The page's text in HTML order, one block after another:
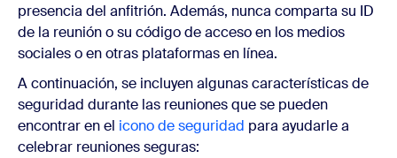
presencia del anfitrión. Además, nunca comparta su ID
de la reunión o su código de acceso en los medios
sociales o en otras plataformas en línea.
A continuación, se incluyen algunas características de
seguridad durante las reuniones que se pueden
encontrar en el icono de seguridad para ayudarle a
celebrar reuniones seguras: